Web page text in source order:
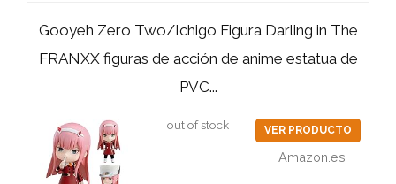
Gooyeh Zero Two/Ichigo Figura Darling in The
FRANXX figuras de acción de anime estatua de
PVC...
out of stock VER PRODUCTO
Amazon.es